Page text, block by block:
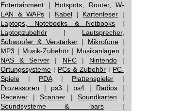
Entertainment | Hotspots, Router, W-
LAN & WAPs | Kabel| Kartenleser |
Laptops, Notebooks & Netbooks |
Laptopzubehör | Lautsprecher,
Subwoofer & Verstärker| Mikrofone|
MP3 | Musik-Zubehör | Musikanlagen |
NAS & Server | NFC| Nintendo|
Ortungssysteme | PCs & Zubehör | PC-
Spiele | PDA| Plattenspieler|
Prozessoren | ps3 | ps4 | Radios |
Receiver |Scanner |Soundkarten |
Soundsysteme & -bars|